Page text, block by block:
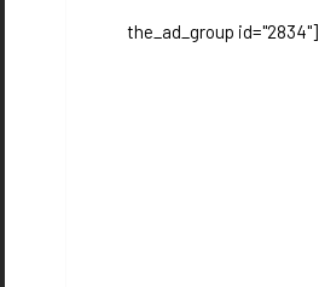
the_ad_group id="2834"]